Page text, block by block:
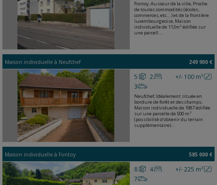
Fontoy, Au cœur de la ville, Proche
de toutes commodités (écoles,
commerces, etc...) et de la frontière
luxembourgeoise, Maison
individuelle de 112m² édifiée sur
une parcell...
Maison individuelle à Neufchef 249 900 €
+/- 100 m²
5
2
3
Neufchef, Idéalement située en
bordure de forêt et des champs,
Maison individuelle de 1987 édifiée
sur une parcelle de 500 m²
(possibilité d'obtenir du terrain
supplémentaire)...
Maison individuelle à Fontoy 585 000 €
+/- 225 m²
8
4
7